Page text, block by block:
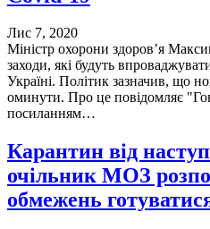
Лис 7, 2020
Міністр охорони здоров’я
заходи, які будуть
Україні. Політик зазначив, що
оминути. Про це повідомляє
посиланням…
Карантин від
очільник МОЗ
обмежень